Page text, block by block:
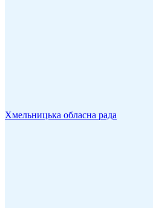
Хмельницька обласна рада